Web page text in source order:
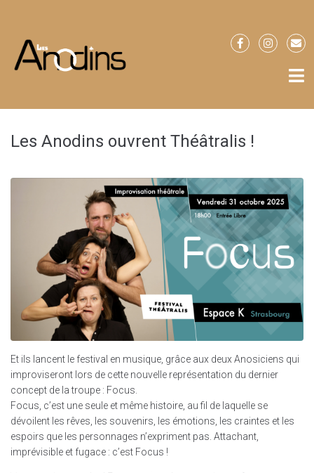
Les Anodins ouvrent Théâtralis !
Et ils lancent le festival en musique, grâce aux deux Anosiciens qui
improviseront lors de cette nouvelle représentation du dernier
concept de la troupe : Focus.
Focus, c’est une seule et même histoire, au fil de laquelle se
dévoilent les rêves, les souvenirs, les émotions, les craintes et les
espoirs que les personnages n’expriment pas. Attachant,
imprévisible et fugace : c’est Focus !